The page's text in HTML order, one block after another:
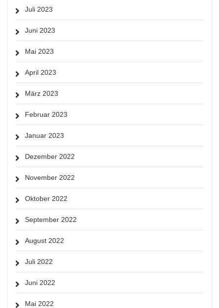
Juli 2023
Juni 2023
Mai 2023
April 2023
März 2023
Februar 2023
Januar 2023
Dezember 2022
November 2022
Oktober 2022
September 2022
August 2022
Juli 2022
Juni 2022
Mai 2022